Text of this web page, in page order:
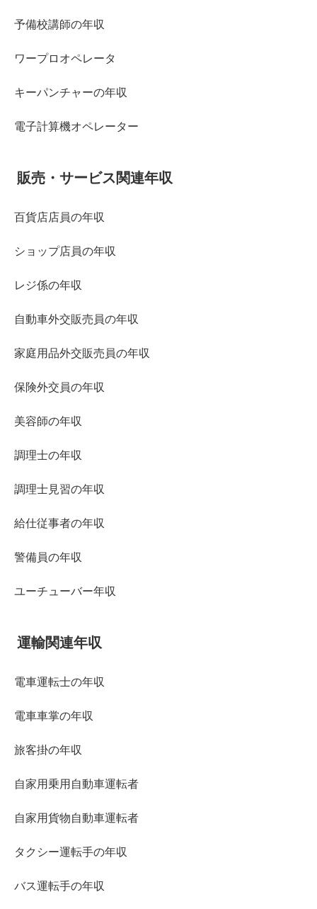
予備校講師の年収
ワープロオペレータ
キーパンチャーの年収
電子計算機オペレーター
販売・サービス関連年収
百貨店店員の年収
ショップ店員の年収
レジ係の年収
自動車外交販売員の年収
家庭用品外交販売員の年収
保険外交員の年収
美容師の年収
調理士の年収
調理士見習の年収
給仕従事者の年収
警備員の年収
ユーチューバー年収
運輸関連年収
電車運転士の年収
電車車掌の年収
旅客掛の年収
自家用乗用自動車運転者
自家用貨物自動車運転者
タクシー運転手の年収
バス運転手の年収